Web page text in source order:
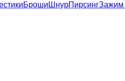
Броши ШнурПирсингЗажим